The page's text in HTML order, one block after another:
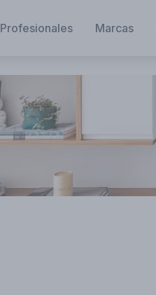
Profesionales Marcas